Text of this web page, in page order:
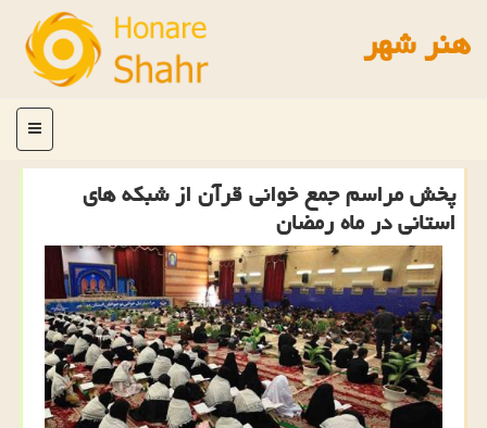
هنر شهر
منو
پخش مراسم جمع خوانی قرآن از شبكه های
استانی در ماه رمضان